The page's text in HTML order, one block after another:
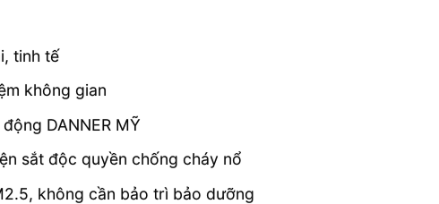
tinh tế
không gian
DANNER MỸ
sắt độc quyền chống cháy nổ
không cần bảo trì bảo dưỡng